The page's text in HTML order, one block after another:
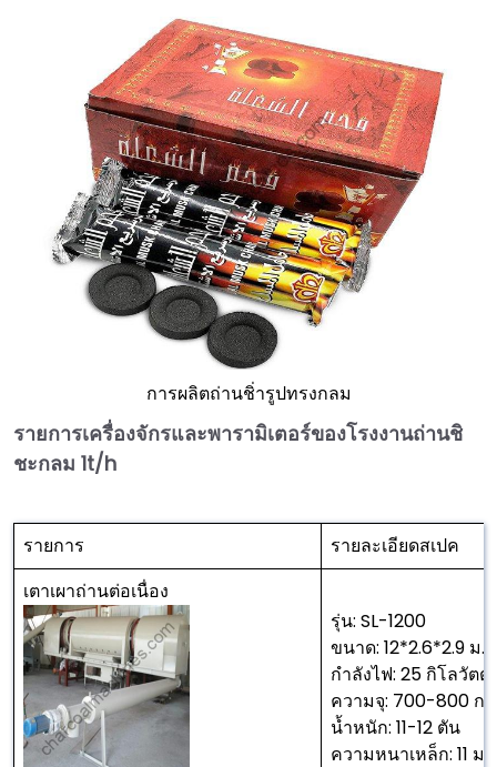
การผลิตถ่านชิ่ารูปทรงกลม
รายการเครื่องจักรและพารามิเตอร์ของโรงงานถ่านชิ
ชะกลม 1t/h
รายการ
รายละเอียดสเปค
เตาเผาถ่านต่อเนื่อง
รุ่น: SL-1200
ขนาด: 12*2.6*2.9 ม.
กำลังไฟ: 25 กิโลวัตต์
ความจุ: 700-800 ก
น้ำหนัก: 11-12 ตัน
ความหนาเหล็ก: 11 ม